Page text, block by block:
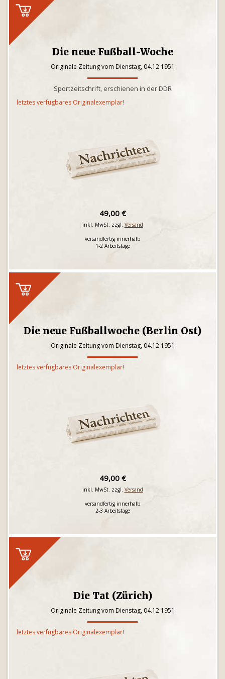
Die neue Fußball-Woche
Originale Zeitung vom Dienstag, 04.12.1951
Sportzeitschrift, erschienen in der DDR
letztes verfügbares Originalexemplar!
49,00 €
inkl. MwSt. zzgl. Versand
versandfertig innerhalb
1-2 Arbeitstage
Die neue Fußballwoche (Berlin Ost)
Originale Zeitung vom Dienstag, 04.12.1951
letztes verfügbares Originalexemplar!
49,00 €
inkl. MwSt. zzgl. Versand
versandfertig innerhalb
2-3 Arbeitstage
Die Tat (Zürich)
Originale Zeitung vom Dienstag, 04.12.1951
letztes verfügbares Originalexemplar!